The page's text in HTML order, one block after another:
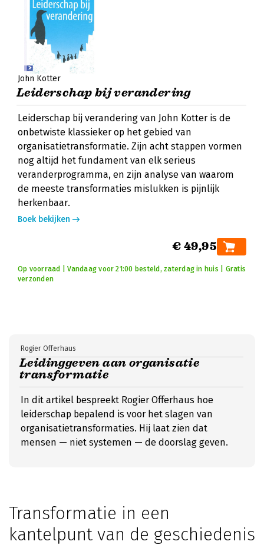
John Kotter
Leiderschap bij verandering
Leiderschap bij verandering van John Kotter is de
onbetwiste klassieker op het gebied van
organisatietransformatie. Zijn acht stappen vormen
nog altijd het fundament van elk serieus
veranderprogramma, en zijn analyse van waarom
de meeste transformaties mislukken is pijnlijk
herkenbaar.
Boek bekijken
€ 49,95
Op voorraad | Vandaag voor 21:00 besteld, zaterdag in huis | Gratis
verzonden
Leidinggeven aan organisatie
transformatie
Rogier Offerhaus
In dit artikel bespreekt Rogier Offerhaus hoe
leiderschap bepalend is voor het slagen van
organisatietransformaties. Hij laat zien dat
mensen — niet systemen — de doorslag geven.
Transformatie in een
kantelpunt van de geschiedenis